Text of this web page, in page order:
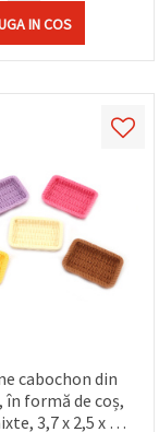
IN COS
cabochon din
în formă de coș,
3,7 x 2,5 x 0,6